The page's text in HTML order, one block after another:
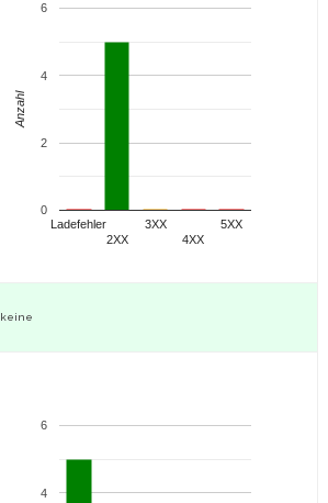
Ladefehler
2XX
3XX
4XX
5XX
0
2
4
6
Anzahl
keine
4
6